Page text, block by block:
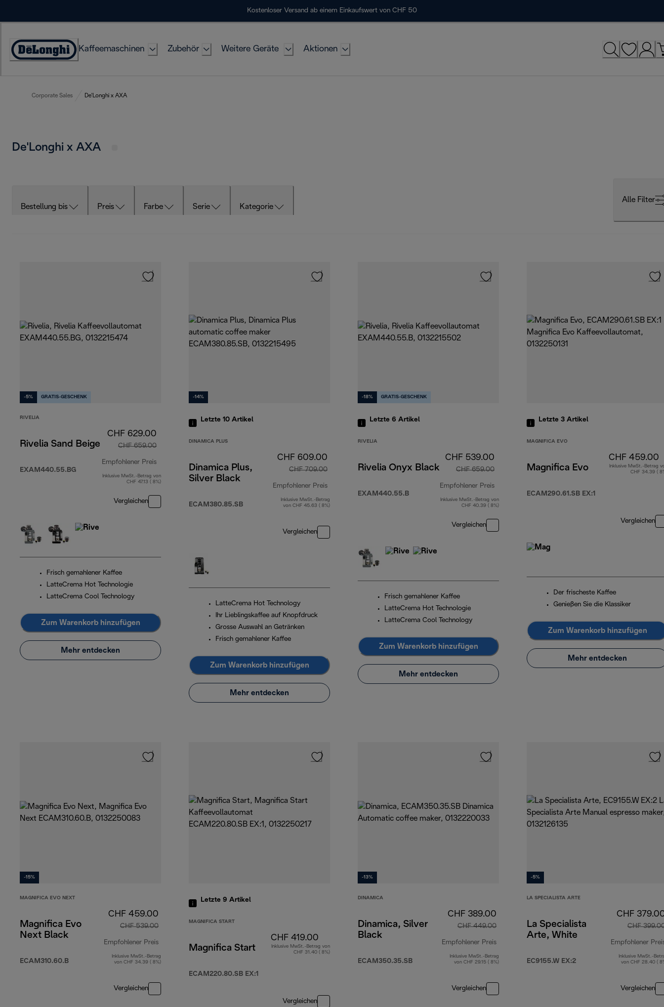
Kostenloser Versand ab einem Einkaufswert von CHF 50
Erklärung
Kaffeemaschinen Zubehör Weitere Geräte Aktionen
Corporate Sales De'Longhi x AXA
De'Longhi x AXA
Bestellung bis Preis Farbe Serie Kategorie
Alle Filter
-5% GRATIS-GESCHENK
RIVELIA
Rivelia Sand Beige
EXAM440.55.BG
CHF 629.00
CHF 659.00
Empfohlener Preis
Originalpreis CHF 659.00
Inklusive MwSt.-Betrag von
CHF 47.13 ( 8%)
Vergleichen
Frisch gemahlener Kaffee
LatteCrema Hot Technologie
LatteCrema Cool Technology
Zum Warenkorb hinzufügen
Mehr entdecken
-14%
Letzte 10 Artikel
DINAMICA PLUS
Dinamica Plus,
Silver Black
ECAM380.85.SB
CHF 609.00
CHF 709.00
Empfohlener Preis
Originalpreis CHF 709.00
Inklusive MwSt.-Betrag
von CHF 45.63 ( 8%)
Vergleichen
LatteCrema Hot Technology
Ihr Lieblingskaffee auf Knopfdruck
Grosse Auswahl an Getränken
Frisch gemahlener Kaffee
Zum Warenkorb hinzufügen
Mehr entdecken
-18% GRATIS-GESCHENK
Letzte 6 Artikel
RIVELIA
Rivelia Onyx Black
EXAM440.55.B
CHF 539.00
CHF 659.00
Empfohlener Preis
Originalpreis CHF 659.00
Inklusive MwSt.-Betrag von
CHF 40.39 ( 8%)
Vergleichen
Frisch gemahlener Kaffee
LatteCrema Hot Technologie
LatteCrema Cool Technology
Zum Warenkorb hinzufügen
Mehr entdecken
Letzte 3 Artikel
MAGNIFICA EVO
Magnifica Evo
ECAM290.61.SB EX:1
CHF 459.00
Inklusive MwSt.-Betrag
CHF 34.39 (
Vergleichen
Der frischeste Kaffee
Genießen Sie die Klassiker
Zum Warenkorb hinzufügen
Mehr entdecken
-15%
MAGNIFICA EVO NEXT
Magnifica Evo
Next Black
ECAM310.60.B
CHF 459.00
CHF 539.00
Empfohlener Preis
Originalpreis CHF 539.00
Inklusive MwSt.-Betrag
von CHF 34.39 ( 8%)
Vergleichen
Letzte 9 Artikel
MAGNIFICA START
Magnifica Start
ECAM220.80.SB EX:1
CHF 419.00
Inklusive MwSt.-Betrag von
CHF 31.40 ( 8%)
Vergleichen
-13%
DINAMICA
Dinamica, Silver
Black
ECAM350.35.SB
CHF 389.00
CHF 449.00
Empfohlener Preis
Originalpreis CHF 449.00
Inklusive MwSt.-Betrag
von CHF 29.15 ( 8%)
Vergleichen
-5%
LA SPECIALISTA ARTE
La Specialista
Arte, White
EC9155.W EX:2
CHF
CHF
Empfohlener
Inklusive MwSt.-
von CHF 28.40 (
Vergleichen